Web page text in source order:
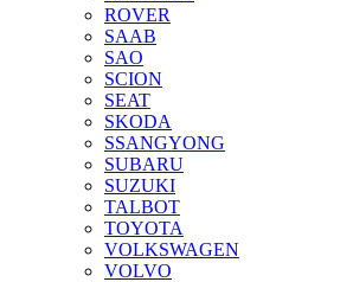
ROVER
SAAB
SAO
SCION
SEAT
SKODA
SSANGYONG
SUBARU
SUZUKI
TALBOT
TOYOTA
VOLKSWAGEN
VOLVO